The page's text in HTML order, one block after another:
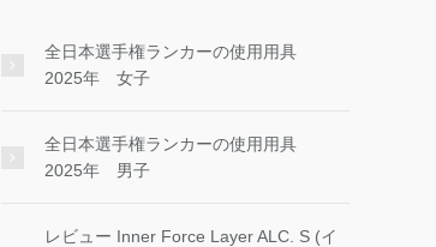
全日本選手権ランカーの使用用具
2025年 女子
全日本選手権ランカーの使用用具
2025年 男子
レビュー Inner Force Layer ALC. S (イ